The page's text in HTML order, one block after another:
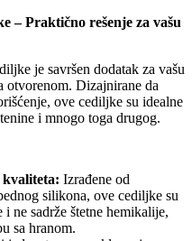
– Praktično rešenje za vašu
je savršen dodatak za vašu
otvorenom. Dizajnirane da
ove cediljke su idealne
i mnogo toga drugog.
Izrađene od
silikona, ove cediljke su
ne sadrže štetne hemikalije,
sa hranom.